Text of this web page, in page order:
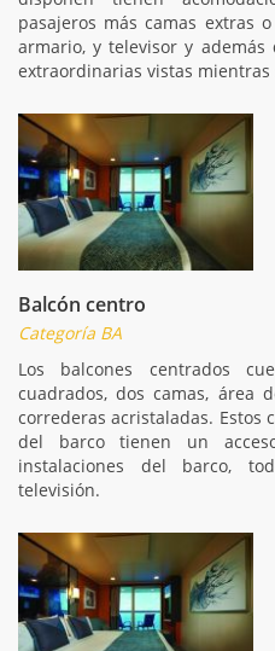
pasajeros más camas extras
armario, y televisor y
extraordinarias vistas mientras
Balcón centro
Categoría BA
Los balcones centrados
cuadrados, dos camas, área
correderas acristaladas. Estos
del barco tienen un
instalaciones del barco,
televisión.